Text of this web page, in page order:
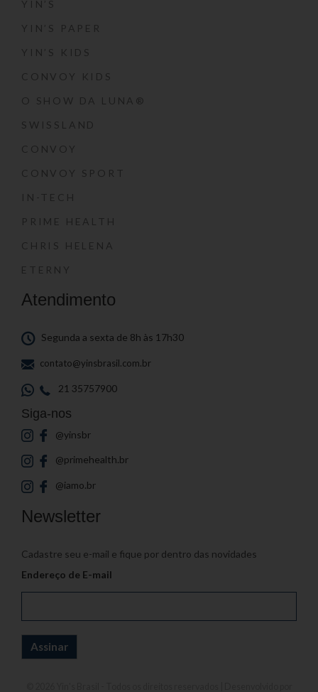
YIN’S
YIN’S PAPER
YIN’S KIDS
CONVOY KIDS
O SHOW DA LUNA®
SWISSLAND
CONVOY
CONVOY SPORT
IN-TECH
PRIME HEALTH
CHRIS HELENA
ETERNY
Atendimento
Segunda a sexta de 8h às 17h30
contato@yinsbrasil.com.br
21 35757900
Siga-nos
@yinsbr
@primehealth.br
@iamo.br
Newsletter
Cadastre seu e-mail e fique por dentro das novidades
Endereço de E-mail